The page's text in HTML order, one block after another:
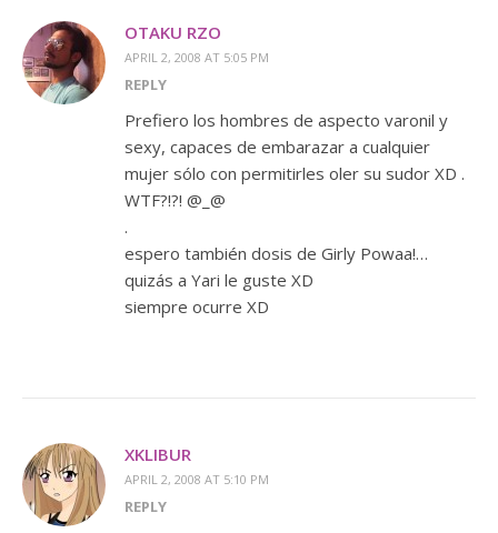
OTAKU RZO
APRIL 2, 2008 AT 5:05 PM
REPLY
Prefiero los hombres de aspecto varonil y
sexy, capaces de embarazar a cualquier
mujer sólo con permitirles oler su sudor XD .
WTF?!?! @_@
.
espero también dosis de Girly Powaa!…
quizás a Yari le guste XD
siempre ocurre XD
XKLIBUR
APRIL 2, 2008 AT 5:10 PM
REPLY